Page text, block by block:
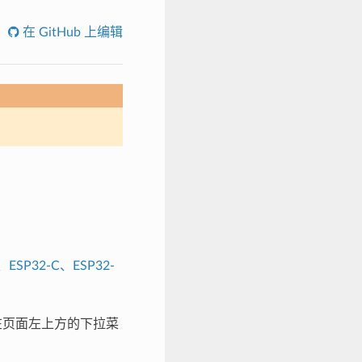
在 GitHub 上编辑
ESP32-C、ESP32-
面左上方的下拉菜